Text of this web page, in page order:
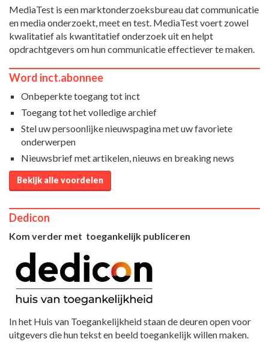
MediaTest is een marktonderzoeksbureau dat communicatie
en media onderzoekt, meet en test. MediaTest voert zowel
kwalitatief als kwantitatief onderzoek uit en helpt
opdrachtgevers om hun communicatie effectiever te maken.
Word inct.abonnee
Onbeperkte toegang tot inct
Toegang tot het volledige archief
Stel uw persoonlijke nieuwspagina met uw favoriete
onderwerpen
Nieuwsbrief met artikelen, nieuws en breaking news
Bekijk alle voordelen
Dedicon
Kom verder met toegankelijk publiceren
In het Huis van Toegankelijkheid staan de deuren open voor
uitgevers die hun tekst en beeld toegankelijk willen maken.